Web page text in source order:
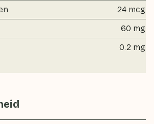
24 mcg
60 mg
0.2 mg